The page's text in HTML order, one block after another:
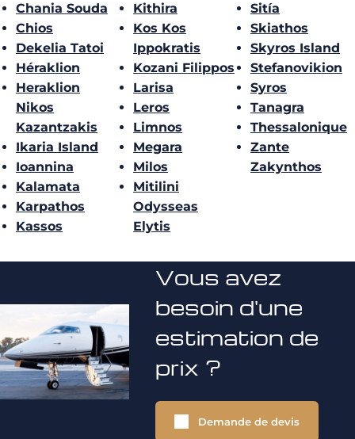
Chania Souda
Chios
Dekelia Tatoi
Héraklion
Heraklion
Nikos
Kazantzakis
Ikaria Island
Ioannina
Kalamata
Karpathos
Kassos
Kithira
Kos Kos
Ippokratis
Kozani Filippos
Larisa
Leros
Limnos
Megara
Milos
Mitilini
Odysseas
Elytis
Sitía
Skiathos
Skyros Island
Stefanovikion
Syros
Tanagra
Thessalonique
Zante
Zakynthos
Vous avez
besoin d'une
estimation de
prix ?
Demande de devis